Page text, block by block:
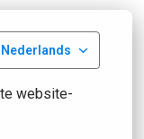
Nederlands
website-
per maand
keer is